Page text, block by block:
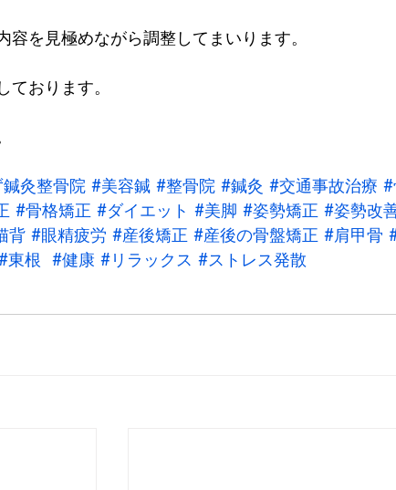
を見極めながら調整してまいります。
おります。
灸整骨院 #美容鍼 #整骨院 #鍼灸 #交通事故治療
#骨格矯正 #ダイエット #美脚 #姿勢矯正 #姿勢改
背 #眼精疲労 #産後矯正 #産後の骨盤矯正 #肩甲骨
東根 #健康 #リラックス #ストレス発散